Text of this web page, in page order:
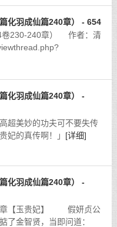
化羽成仙篇240章） - 654
4卷230-240章） 作者：清
化羽成仙篇240章） -
美妙的功夫可不要失传
妃的真传啊！」 [详细]
化羽成仙篇240章） -
】 假妍贞公
了金智贤，当即问道：